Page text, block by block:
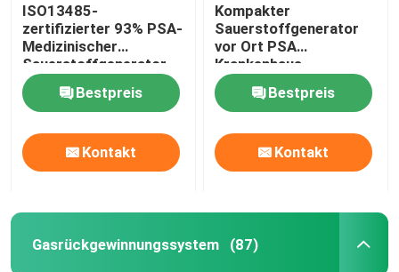
ISO13485-
zertifizierter 93% PSA-
Medizinischer
Sauerstoffgenerator
mit Füllstation
Bestpreis
Kontakt
Kompakter
Sauerstoffgenerator
vor Ort PSA
Krankenhaus
Sauerstoffgenerator
Ölfrei
Bestpreis
Kontakt
Gasrückgewinnungssystem (87)